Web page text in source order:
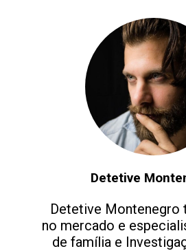
Detetive
Detetive Montenegro
no mercado e
de família e